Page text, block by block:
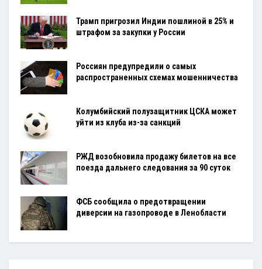
Трамп пригрозил Индии пошлиной в 25% и
штрафом за закупки у России
Россиян предупредили о самых
распространенных схемах мошенничества
Колумбийский полузащитник ЦСКА может
уйти из клуба из-за санкций
РЖД возобновила продажу билетов на все
поезда дальнего следования за 90 суток
ФСБ сообщила о предотвращении
диверсии на газопроводе в Ленобласти